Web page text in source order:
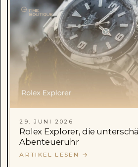
29. JUNI 2026
Rolex Explorer, die
Abenteueruhr
ARTIKEL LESEN →